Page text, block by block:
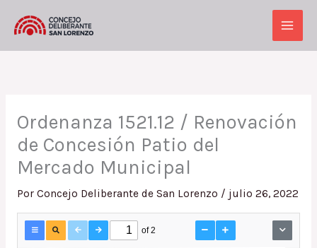
Main
Ordenanza 1521.12 / Renovación
de Concesión Patio del
Mercado Municipal
Por Concejo Deliberante de San Lorenzo / julio 26, 2022